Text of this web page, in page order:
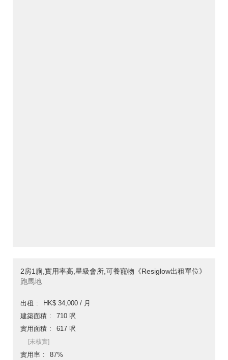
2房1廁,實用率高,星級會所,可養寵物《Resiglow出租單位》
跑馬地
出租
HK$ 34,000 / 月
建築面積
710 呎
實用面積
617 呎
[未核實]
實用率
87%